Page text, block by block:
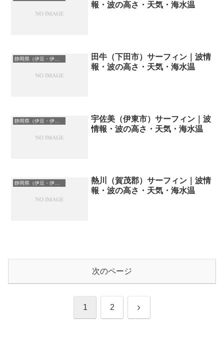
報・波の高さ・天気・海水温
静岡県（伊豆・伊東）のサーフィン波情報・ポイント・スポット一覧
田牛（下田市）サーフィン｜波情
報・波の高さ・天気・海水温
静岡県（伊豆・伊東）のサーフィン波情報・ポイント・スポット一覧
宇佐美（伊東市）サーフィン｜波
情報・波の高さ・天気・海水温
静岡県（伊豆・伊東）のサーフィン波情報・ポイント・スポット一覧
熱川（賀茂郡）サーフィン｜波情
報・波の高さ・天気・海水温
次のページ
1 2 次